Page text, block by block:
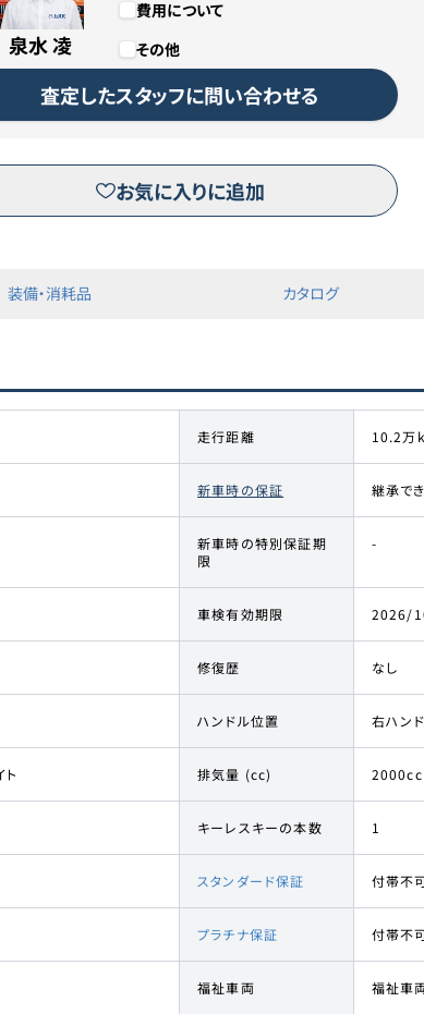
泉水 凌
費用について
その他
査定したスタッフに問い合わせる
お気に入りに追加
装備・消耗品 カタログ
走行距離 10.2万
新車時の保証 継承で
新車時の特別保証期
限
-
車検有効期限 2026/
修復歴 なし
ハンドル位置 右ハン
排気量 (cc) 2000cc
キーレスキーの本数 1
スタンダード保証 付帯不
プラチナ保証 付帯不
福祉車両 福祉車